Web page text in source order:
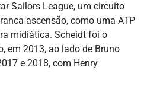
Sailors League, um circuito
ascensão, como uma ATP
midiática. Scheidt foi o
em 2013, ao lado de Bruno
e 2018, com Henry